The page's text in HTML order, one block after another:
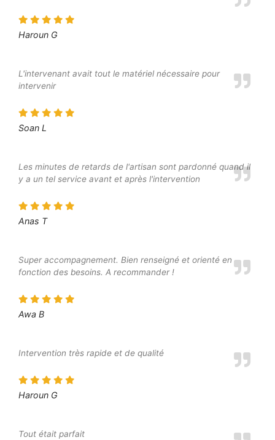
Haroun G
L'intervenant avait tout le matériel nécessaire pour
intervenir
Soan L
Les minutes de retards de l'artisan sont pardonné quand il
y a un tel service avant et après l'intervention
Anas T
Super accompagnement. Bien renseigné et orienté en
fonction des besoins. A recommander !
Awa B
Intervention très rapide et de qualité
Haroun G
Tout était parfait